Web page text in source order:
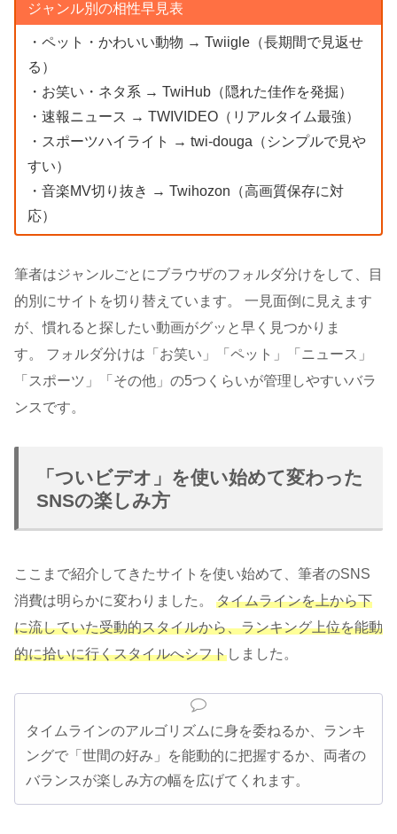
ジャンル別の相性早見表
・ペット・かわいい動物 → Twiigle（長期間で見返せ
る）
・お笑い・ネタ系 → TwiHub（隠れた佳作を発掘）
・速報ニュース → TWIVIDEO（リアルタイム最強）
・スポーツハイライト → twi-douga（シンプルで見や
すい）
・音楽MV切り抜き → Twihozon（高画質保存に対
応）
筆者はジャンルごとにブラウザのフォルダ分けをして、目
的別にサイトを切り替えています。 一見面倒に見えます
が、慣れると探したい動画がグッと早く見つかりま
す。 フォルダ分けは「お笑い」「ペット」「ニュース」
「スポーツ」「その他」の5つくらいが管理しやすいバラ
ンスです。
「ついビデオ」を使い始めて変わった
SNSの楽しみ方
ここまで紹介してきたサイトを使い始めて、筆者のSNS
消費は明らかに変わりました。 タイムラインを上から下
に流していた受動的スタイルから、ランキング上位を能動
的に拾いに行くスタイルへシフトしました。
タイムラインのアルゴリズムに身を委ねるか、ランキ
ングで「世間の好み」を能動的に把握するか、両者の
バランスが楽しみ方の幅を広げてくれます。